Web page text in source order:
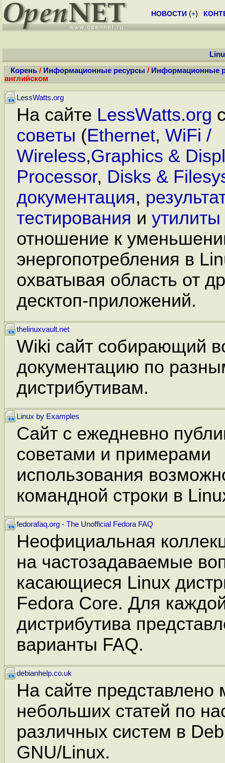
НОВОСТИ (+)
Корень / Информационные ресурсы / Информационные
английском
LessWatts.org
На сайте LessWatts.org
советы (Ethernet, WiFi /
Wireless,Graphics &
Processor, Disks &
документация,
тестирования и утилиты
отношение к
энергопотребления в
охватывая область от
десктоп-приложений.
thelinuxvault.net
Wiki сайт собирающий
документацию по
дистрибутивам.
Linux by Examples
Сайт с ежедневно
советами и примерами
использования
командной строки в
fedorafaq.org - The Unofficial Fedora FAQ
Неофициальная
на частозадаваемые
касающиеся Linux
Fedora Core. Для
дистрибутива
варианты FAQ.
debianhelp.co.uk
На сайте представлено
небольших статей по
различных систем в
GNU/Linux.